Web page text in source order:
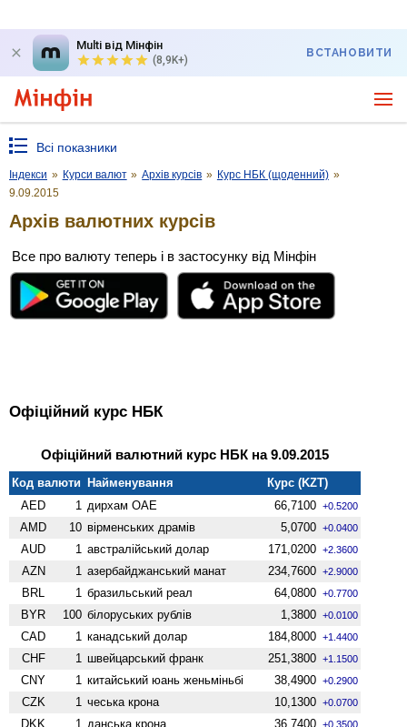
Multi від Мінфін
(8,9K+)
ВСТАНОВИТИ
Всі показники
Індекси » Курси валют » Архів курсів » Курс НБК (щоденний) »
9.09.2015
Архів валютних курсів
Все про валюту теперь і в застосунку від Мінфін
Офіційний курс НБК
Офіційний валютний курс НБК на 9.09.2015
Код валюти Найменування
Курс (KZT)
AED
1 дирхам ОАЕ 66,7100 +0.5200
AMD 10 вiрменських драмів 5,0700 +0.0400
AUD 1 австралійський долар 171,0200 +2.3600
AZN 1 азербайджанський манат 234,7600 +2.9000
BRL 1 бразильський реал 64,0800 +0.7700
BYR 100 білоруських рублів 1,3800 +0.0100
CAD 1 канадський долар 184,8000 +1.4400
CHF 1 швейцарський франк 251,3800 +1.1500
CNY 1 китайський юань женьмiньбi 38,4900 +0.2900
CZK 1 чеська крона 10,1300 +0.0700
DKK 1 данська крона 36,7400 +0.3500